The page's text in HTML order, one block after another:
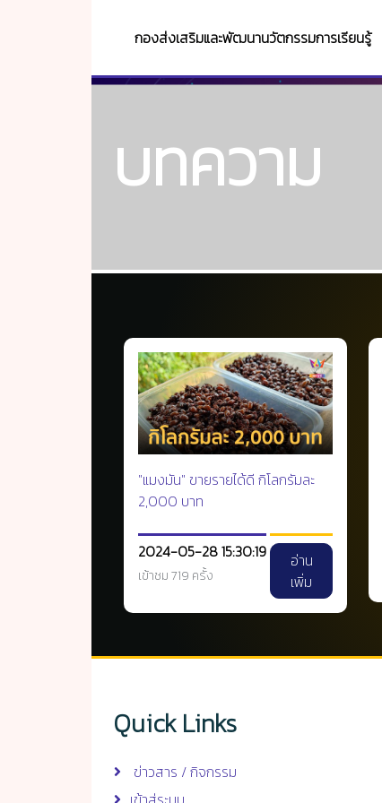
กองส่งเสริมและพัฒนานวัตกรรมการเรียนรู้
บทความ
"แมงมัน" ขายรายได้ดี กิโลกรัมละ
2,000 บาท
2024-05-28 15:30:19
เข้าชม 719 ครั้ง
อ่าน
เพิ่ม
Quick Links
ข่าวสาร / กิจกรรม